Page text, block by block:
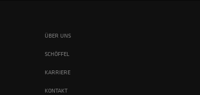
ÜBER UNS
SCHÖFFEL
KARRIERE
KONTAKT